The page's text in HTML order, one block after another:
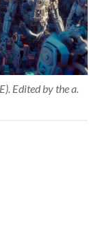
Edited by the a.